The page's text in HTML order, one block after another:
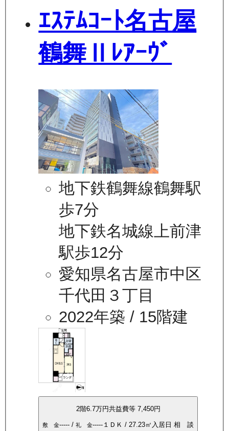
ｴｽﾃﾑｺｰﾄ名古屋
鶴舞Ⅱﾚｱｰｳﾞ
地下鉄鶴舞線鶴舞駅
歩7分
地下鉄名城線上前津
駅歩12分
愛知県名古屋市中区
千代田３丁目
2022年築 / 15階建
2階6.7万円共益費等 7,450円
敷 金----- /礼 金----- １ＤＫ /27.23㎡ 入居日相 談